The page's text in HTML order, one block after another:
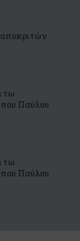
τω
Παύλου
τω
Παύλου